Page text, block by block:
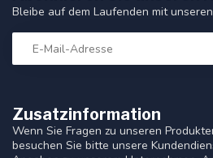
Zusatzinformation
Wenn Sie Fragen zu unseren
besuchen Sie bitte unsere
Bleibe auf dem Laufenden mit